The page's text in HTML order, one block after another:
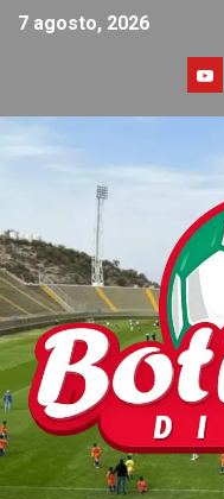
7 agosto, 2026